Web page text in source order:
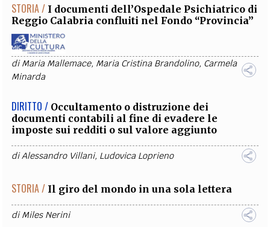
STORIA / I documenti dell’Ospedale Psichiatrico di
Reggio Calabria confluiti nel Fondo “Provincia”
diMaria Mallemace, Maria Cristina Brandolino, Carmela
Minarda
DIRITTO / Occultamento o distruzione dei
documenti contabili al fine di evadere le
imposte sui redditi o sul valore aggiunto
diAlessandro Villani, Ludovica Loprieno
STORIA / Il giro del mondo in una sola lettera
diMiles Nerini